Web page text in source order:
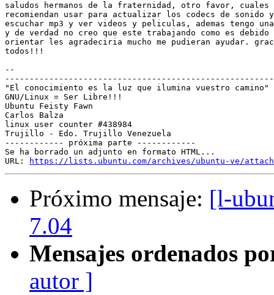
saludos hermanos de la fraternidad, otro favor, cuales
recomiendan usar para actualizar los codecs de sonido
escuchar mp3 y ver videos y peliculas, ademas tengo
y de verdad no creo que este trabajando como es debido
orientar les agradeciria mucho me pudieran ayudar.
todos!!!
--
"El conocimiento es la luz que ilumina vuestro camino"
GNU/Linux = Ser Libre!!!
Ubuntu Feisty Fawn
Carlos Balza
linux user counter #438984
Trujillo - Edo. Trujillo Venezuela
------------ próxima parte ------------
Se ha borrado un adjunto en formato HTML...
URL:
https://lists.ubuntu.com/archives/ubuntu-ve/
Próximo mensaje: [l-
7.04
Mensajes ordenados
autor ]